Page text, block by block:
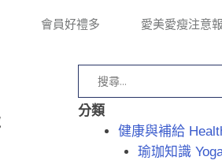
會員好禮多 愛美愛瘦注意報
分類
健康與補給
瑜珈知識